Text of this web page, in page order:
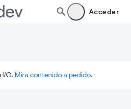
Acceder
I/O. Mira contenido a pedido.